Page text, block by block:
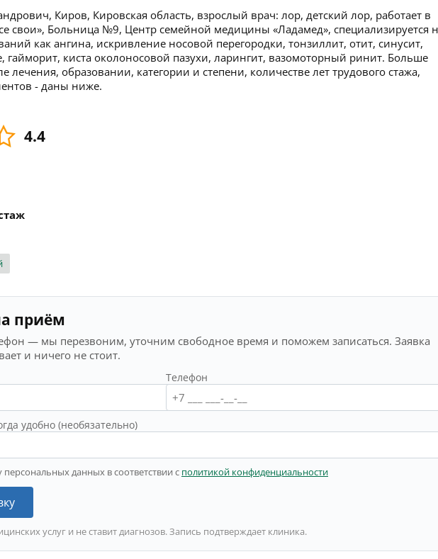
Киров, Кировская область, взрослый врач: лор, детский лор, работает в
свои», Больница №9, Центр семейной медицины «Ладамед», специализируется
как ангина, искривление носовой перегородки, тонзиллит, отит, синусит,
гайморит, киста околоносовой пазухи, ларингит, вазомоторный ринит. Больше
образовании, категории и степени, количестве лет трудового стажа,
- даны ниже.
4.4
приём
— мы перезвоним, уточним свободное время и поможем записаться. Заявка
и ничего не стоит.
Телефон
удобно (необязательно)
персональных данных в соответствии с политикой конфиденциальности
услуг и не ставит диагнозов. Запись подтверждает клиника.